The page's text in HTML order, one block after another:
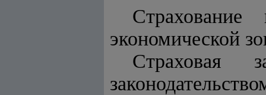
экономической
Страховая